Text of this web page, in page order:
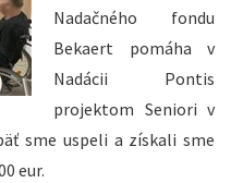
Nadačného fondu
Bekaert pomáha v
Nadácii Pontis
projektom Seniori v
sme uspeli a získali sme
eur.